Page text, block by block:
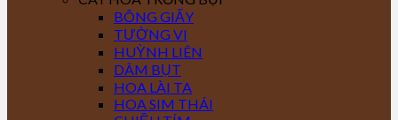
BÔNG GIẤY
TƯỜNG VI
HUỲNH LIÊN
DÂM BỤT
HOA LÀI TA
HOA SIM THÁI